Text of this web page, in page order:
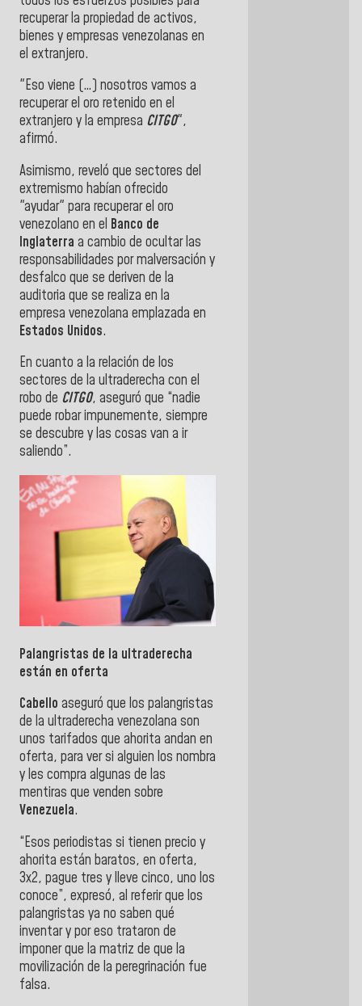
recuperar la propiedad de activos,
bienes y empresas venezolanas en
el extranjero.
"Eso viene (…) nosotros vamos a
recuperar el oro retenido en el
extranjero y la empresa CITGO",
afirmó.
Asimismo, reveló que sectores del
extremismo habían ofrecido
"ayudar" para recuperar el oro
venezolano en el Banco de
Inglaterra a cambio de ocultar las
responsabilidades por malversación y
desfalco que se deriven de la
auditoria que se realiza en la
empresa venezolana emplazada en
Estados Unidos.
En cuanto a la relación de los
sectores de la ultraderecha con el
robo de CITGO, aseguró que “nadie
puede robar impunemente, siempre
se descubre y las cosas van a ir
saliendo”.
Palangristas de la ultraderecha
están en oferta
Cabello aseguró que los palangristas
de la ultraderecha venezolana son
unos tarifados que ahorita andan en
oferta, para ver si alguien los nombra
y les compra algunas de las
mentiras que venden sobre
Venezuela.
“Esos periodistas si tienen precio y
ahorita están baratos, en oferta,
3x2, pague tres y lleve cinco, uno los
conoce”, expresó, al referir que los
palangristas ya no saben qué
inventar y por eso trataron de
imponer que la matriz de que la
movilización de la peregrinación fue
falsa.